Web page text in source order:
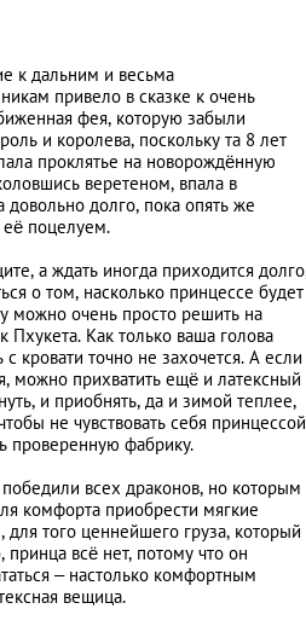
к дальним и весьма
привело в сказке к очень
фея, которую забыли
и королева, поскольку та 8 лет
проклятье на новорождённую
веретеном, впала в
довольно долго, пока опять же
поцелуем.
а ждать иногда приходится
о том, насколько принцессе будет
можно очень просто решить на
Как только ваша голова
с кровати точно не захочется. А если
можно прихватить ещё и латексный
и приобнять, да и зимой теплее,
не чувствовать себя принцессой
проверенную фабрику.
всех драконов, но которым
комфорта приобрести мягкие
того ценнейшего груза, который
всё нет, потому что он
– настолько комфортным
вещица.